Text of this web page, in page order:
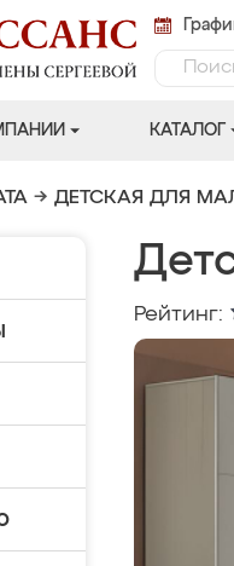
КАТАЛОГ
→ ДЕТСКАЯ ДЛЯ
Рейтинг: